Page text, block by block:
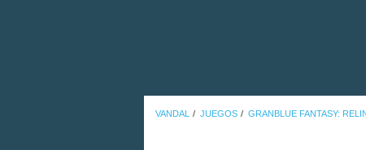
VANDAL JUEGOS GRANBLUE FANTASY: